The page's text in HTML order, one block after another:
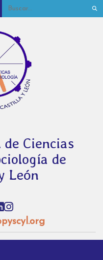
Ciencias
de
León